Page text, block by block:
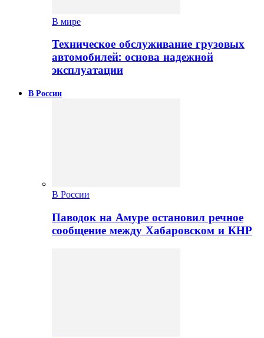
В мире
Техническое обслуживание грузовых
автомобилей: основа надежной
эксплуатации
В России
В России
Паводок на Амуре остановил речное
сообщение между Хабаровском и КНР